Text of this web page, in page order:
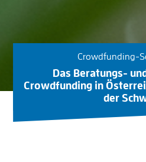
Crowdfunding-
Das Beratungs-
Crowdfunding in
der